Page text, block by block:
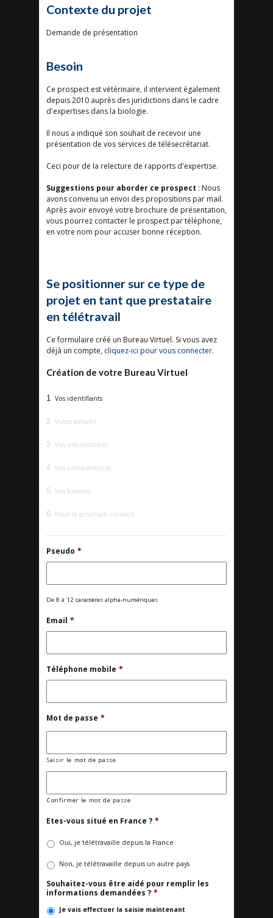
Contexte du projet
Demande de présentation
Besoin
Ce prospect est vétérinaire, il intervient également
depuis 2010 auprès des juridictions dans le cadre
d'expertises dans la biologie.
Il nous a indiqué son souhait de recevoir une
présentation de vos services de télésecrétariat.
Ceci pour de la relecture de rapports d'expertise.
Suggestions pour aborder ce prospect : Nous
avons convenu un envoi des propositions par mail.
Après avoir envoyé votre brochure de présentation,
vous pourrez contacter le prospect par téléphone,
en votre nom pour accuser bonne réception.
Se positionner sur ce type de
projet en tant que prestataire
en télétravail
Ce formulaire créé un Bureau Virtuel. Si vous avez
déjà un compte, cliquez-ici pour vous connecter.
Création de votre Bureau Virtuel
1 Vos identifiants
2 Votre activité
3 Vos informations
4 Vos compétences
5 Vos besoins
6 Pour le prochain contact
Pseudo *
De 8 à 12 caractères alpha-numériques
Email *
Téléphone mobile *
Mot de passe *
Saisir le mot de passe
Confirmer le mot de passe
Etes-vous situé en France ? *
Oui, je télétravaille depuis la France
Non, je télétravaille depuis un autre pays
Souhaitez-vous être aidé pour remplir les
informations demandées ? *
Je vais effectuer la saisie maintenant